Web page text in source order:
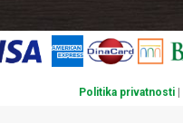
Politika privatnosti|